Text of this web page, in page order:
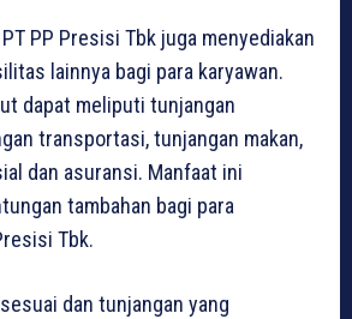
PP Presisi Tbk juga menyediakan
lainnya bagi para karyawan.
dapat meliputi tunjangan
transportasi, tunjangan makan,
dan asuransi. Manfaat ini
tambahan bagi para
Tbk.
dan tunjangan yang